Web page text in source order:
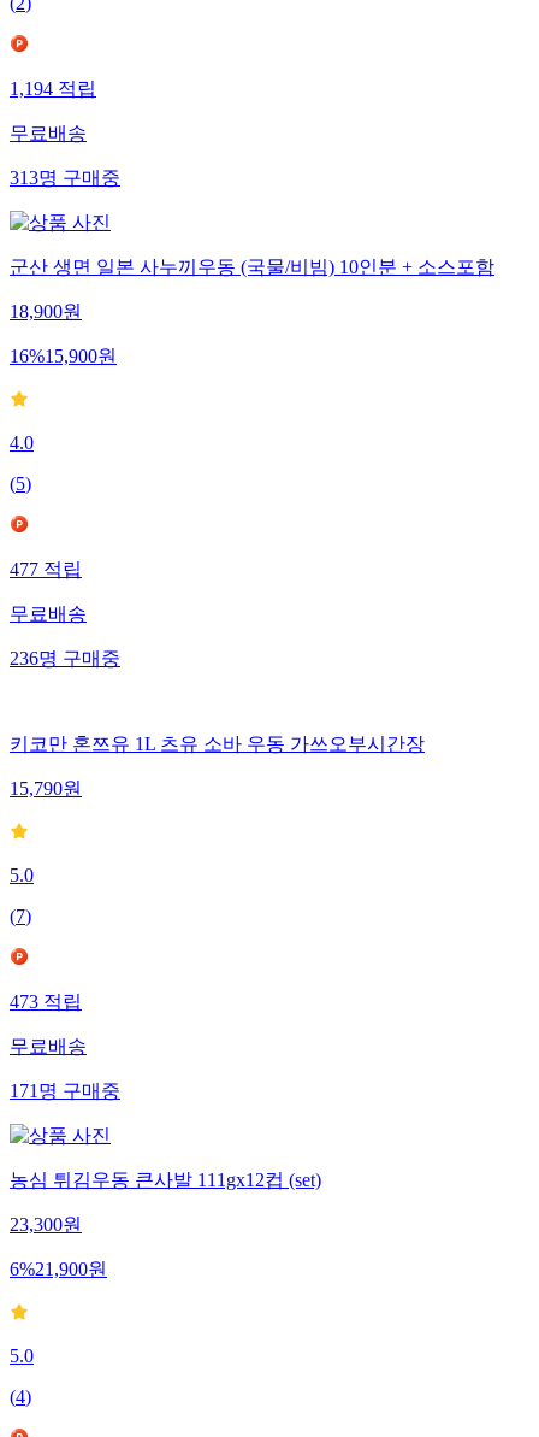
1,194 적립
무료배송
313명 구매중
군산 생면 일본 사누끼우동 (국물/비빔) 10인분 + 소스포함
18,900원
16%15,900원
4.0
(5)
477 적립
무료배송
236명 구매중
키코만 혼쯔유 1L 츠유 소바 우동 가쓰오부시간장
15,790원
5.0
(7)
473 적립
무료배송
171 명 구매중
농심 튀김우동 큰사발 111gx12컵 (set)
23,300원
6%21,900원
5.0
(4)